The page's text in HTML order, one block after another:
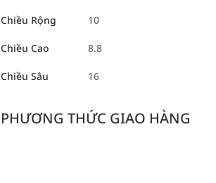
Chiều Rộng 10
Chiều Cao 8.8
Chiều Sâu 16
PHƯƠNG THỨC GIAO HÀNG